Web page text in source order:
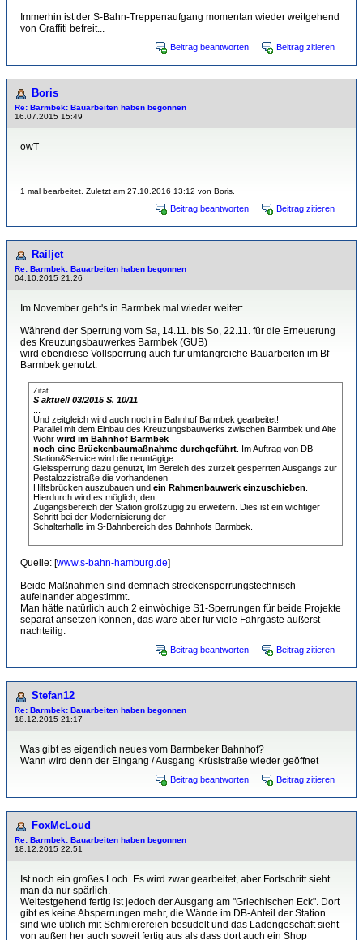
Immerhin ist der S-Bahn-Treppenaufgang momentan wieder weitgehend
von Graffiti befreit...
Beitrag beantworten Beitrag zitieren
Boris
Re: Barmbek: Bauarbeiten haben begonnen
16.07.2015 15:49
owT
1 mal bearbeitet. Zuletzt am 27.10.2016 13:12 von Boris.
Beitrag beantworten Beitrag zitieren
Railjet
Re: Barmbek: Bauarbeiten haben begonnen
04.10.2015 21:26
Im November geht's in Barmbek mal wieder weiter:
Während der Sperrung vom Sa, 14.11. bis So, 22.11. für die Erneuerung
des Kreuzungsbauwerkes Barmbek (GUB)
wird ebendiese Vollsperrung auch für umfangreiche Bauarbeiten im Bf
Barmbek genutzt:
Zitat
S aktuell 03/2015 S. 10/11
Und zeitgleich wird auch noch im Bahnhof Barmbek gearbeitet!
Parallel mit dem Einbau des Kreuzungsbauwerks zwischen Barmbek und Alte
Wöhr wird im Bahnhof Barmbek
noch eine Brückenbaumaßnahme durchgeführt . Im Auftrag von DB
Station&Service wird die neuntägige
Gleissperrung dazu genutzt, im Bereich des zurzeit gesperrten Ausgangs zur
Pestalozzistraße die vorhandenen
Hilfsbrücken auszubauen und ein Rahmenbauwerk einzuschieben
Hierdurch wird es möglich, den
Zugangsbereich der Station großzügig zu erweitern. Dies ist ein wichtiger
Schritt bei der Modernisierung der
Schalterhalle im S-Bahnbereich des Bahnhofs Barmbek.
Quelle: [www.s-bahn-hamburg.de]
Beide Maßnahmen sind demnach streckensperrungstechnisch
aufeinander abgestimmt.
Man hätte natürlich auch 2 einwöchige S1-Sperrungen für beide Projekte
separat ansetzen können, das wäre aber für viele Fahrgäste äußerst
nachteilig.
Beitrag beantworten Beitrag zitieren
Stefan12
Re: Barmbek: Bauarbeiten haben begonnen
18.12.2015 21:17
Was gibt es eigentlich neues vom Barmbeker Bahnhof?
Wann wird denn der Eingang / Ausgang Krüsistraße wieder geöffnet
Beitrag beantworten Beitrag zitieren
FoxMcLoud
Re: Barmbek: Bauarbeiten haben begonnen
18.12.2015 22:51
Ist noch ein großes Loch. Es wird zwar gearbeitet, aber Fortschritt sieht
man da nur spärlich.
Weitestgehend fertig ist jedoch der Ausgang am "Griechischen Eck". Dort
gibt es keine Absperrungen mehr, die Wände im DB-Anteil der Station
sind wie üblich mit Schmierereien besudelt und das Ladengeschäft sieht
von außen her auch soweit fertig aus als dass dort auch ein Shop